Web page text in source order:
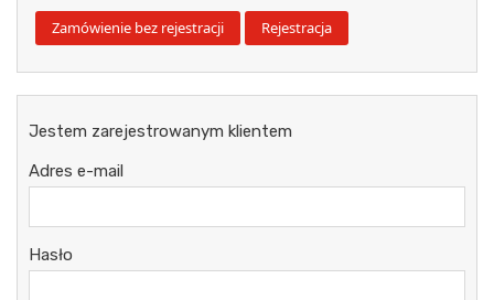
Jestem zarejestrowanym klientem
Adres e-mail
Hasło